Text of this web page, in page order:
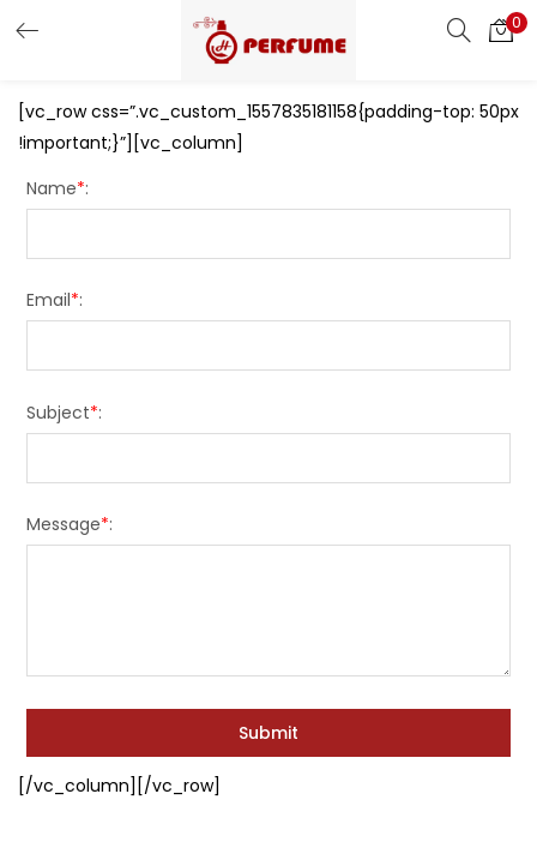
0
[vc_row css=”.vc_custom_1557835181158{padding-top: 50px
!important;}”][vc_column]
Name*:
Email*:
Subject*:
Message*:
[/vc_column][/vc_row]
Enter your username and password to login.
Remember me